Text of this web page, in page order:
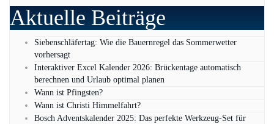
Aktuelle Beiträge
Siebenschläfertag: Wie die Bauernregel das Sommerwetter
vorhersagt
Interaktiver Excel Kalender 2026: Brückentage automatisch
berechnen und Urlaub optimal planen
Wann ist Pfingsten?
Wann ist Christi Himmelfahrt?
Bosch Adventskalender 2025: Das perfekte Werkzeug-Set für